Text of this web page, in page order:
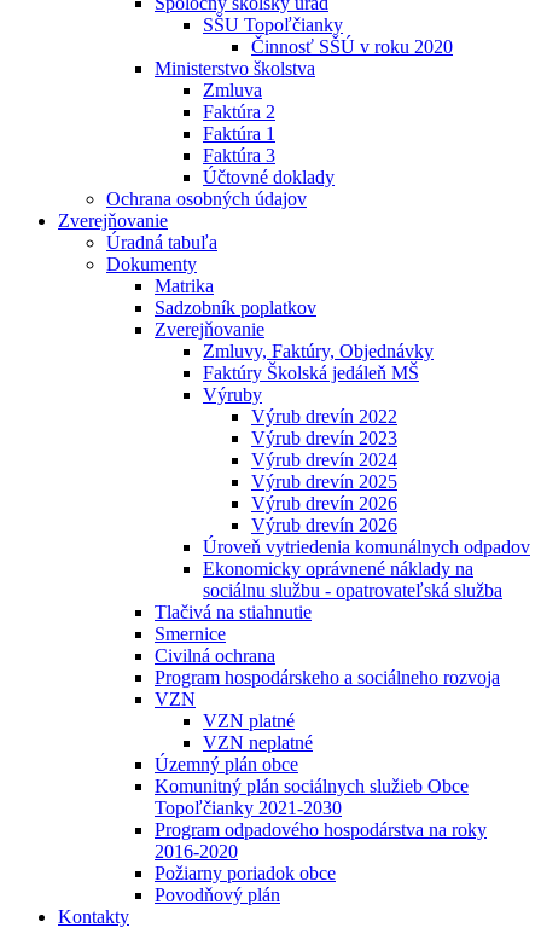
SŠU Topoľčianky
Činnosť SŠÚ v roku 2020
Ministerstvo školstva
Zmluva
Faktúra 2
Faktúra 1
Faktúra 3
Účtovné doklady
Ochrana osobných údajov
Zverejňovanie
Úradná tabuľa
Dokumenty
Matrika
Sadzobník poplatkov
Zverejňovanie
Zmluvy, Faktúry, Objednávky
Faktúry Školská jedáleň MŠ
Výruby
Výrub drevín 2022
Výrub drevín 2023
Výrub drevín 2024
Výrub drevín 2025
Výrub drevín 2026
Výrub drevín 2026
Úroveň vytriedenia komunálnych odpadov
Ekonomicky oprávnené náklady na
sociálnu službu - opatrovateľská služba
Tlačivá na stiahnutie
Smernice
Civilná ochrana
Program hospodárskeho a sociálneho rozvoja
VZN
VZN platné
VZN neplatné
Územný plán obce
Komunitný plán sociálnych služieb Obce
Topoľčianky 2021-2030
Program odpadového hospodárstva na roky
2016-2020
Požiarny poriadok obce
Povodňový plán
Kontakty